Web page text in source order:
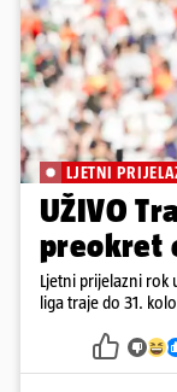
LJETNI
UŽIVO
preokret
Ljetni prijelazni rok
liga traje do 31.